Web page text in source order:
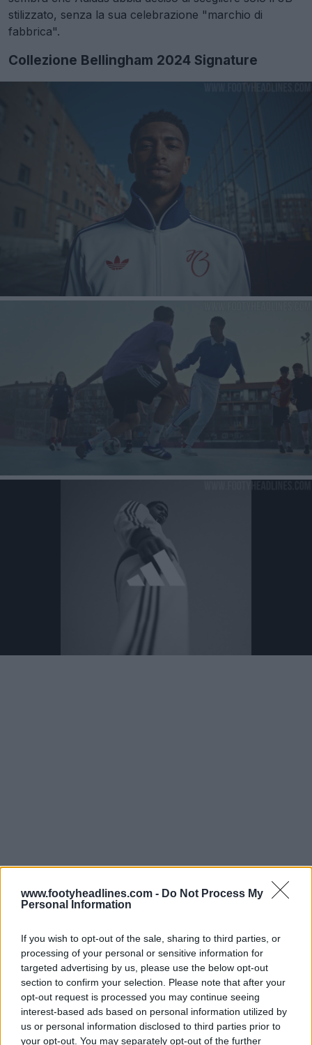
www.footyheadlines.com - Do Not Process My
Personal Information
If you wish to opt-out of the sale, sharing to third parties, or
processing of your personal or sensitive information for
targeted advertising by us, please use the below opt-out
section to confirm your selection. Please note that after your
opt-out request is processed you may continue seeing
interest-based ads based on personal information utilized by
us or personal information disclosed to third parties prior to
your opt-out. You may separately opt-out of the further
stilizzato, senza la sua celebrazione "marchio di
fabbrica".
Collezione Bellingham 2024 Signature
Laprima collezione Adidas Bellinghamrende omaggio